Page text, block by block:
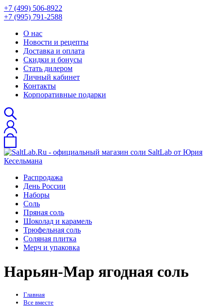
+7 (499) 506-8922
+7 (995) 791-2588
О нас
Новости и рецепты
Доставка и оплата
Скидки и бонусы
Стать дилером
Личный кабинет
Контакты
Корпоративные подарки
Распродажа
День России
Наборы
Соль
Пряная соль
Шоколад и карамель
Трюфельная соль
Соляная плитка
Мерч и упаковка
Нарьян-Мар ягодная соль
Главная
Все вместе